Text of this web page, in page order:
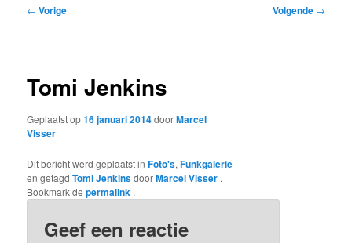
Bericht
← Vorige Volgende →
Tomi Jenkins
Geplaatst op16 januari 2014doorMarcel
Visser
Dit bericht werd geplaatst inFoto's,Funkgalerie
en getagdTomi JenkinsdoorMarcel Visser .
Bookmark depermalink .
Geef een reactie